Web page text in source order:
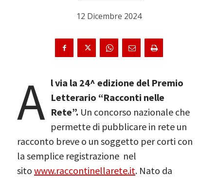
12 Dicembre 2024
A l via la 24^ edizione del Premio
Letterario “Racconti nelle
Rete”. Un concorso nazionale che
permette di pubblicare in rete un
racconto breve o un soggetto per corti con
la semplice registrazione nel
sito www.raccontinellarete.it. Nato da